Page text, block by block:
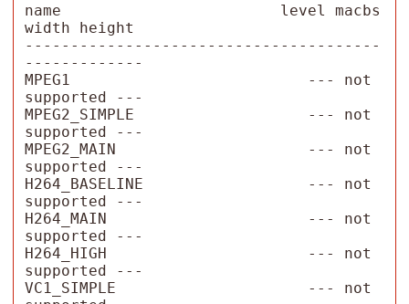
name                        level macbs
width height
---------------------------------------
-------------
MPEG1                          --- not
supported ---
MPEG2_SIMPLE                   --- not
supported ---
MPEG2_MAIN                     --- not
supported ---
H264_BASELINE                  --- not
supported ---
H264_MAIN                      --- not
supported ---
H264_HIGH                      --- not
supported ---
VC1_SIMPLE                     --- not